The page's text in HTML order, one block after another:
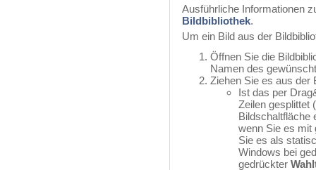
Ausführliche Informationen
Bildbibliothek.
Um ein Bild aus der
Öffnen Sie die
Namen des
Ziehen Sie es aus der
Ist das per
Zeilen gesplittet
Bildschaltfläche
wenn Sie es
Sie es als
Windows bei
gedrückter